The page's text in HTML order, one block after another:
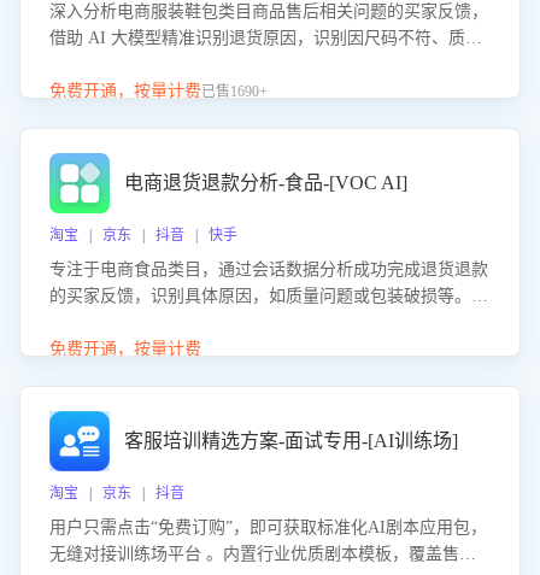
深入分析电商服装鞋包类目商品售后相关问题的买家反馈，
借助 AI 大模型精准识别退货原因，识别因尺码不符、质量
议，助力商家优化产品或服务，实现销售额的显著提升。
免费开通，按量计费已售1690+
电商退货退款分析-食品-[VOC AI]
淘宝 | 京东 | 抖音 | 快手
专注于电商食品类目，通过会话数据分析成功完成退货退款
的买家反馈，识别具体原因，如质量问题或包装破损等。结
商家降低退款率，提升售后效率。
免费开通，按量计费
客服培训精选方案-面试专用-[AI训练场]
淘宝 | 京东 | 抖音
用户只需点击“免费订购”，即可获取标准化AI剧本应用包，
无缝对接训练场平台 。内置行业优质剧本模板，覆盖售前